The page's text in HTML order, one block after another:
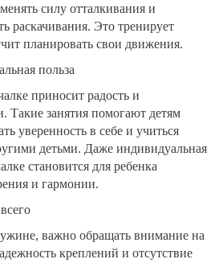
силу отталкивания и
раскачивания. Это тренирует
планировать свои движения.
польза
приносит радость и
Такие занятия помогают детям
уверенность в себе и учиться
детьми. Даже индивидуальная
становится для ребенка
и гармонии.
важно обращать внимание на
креплений и отсутствие